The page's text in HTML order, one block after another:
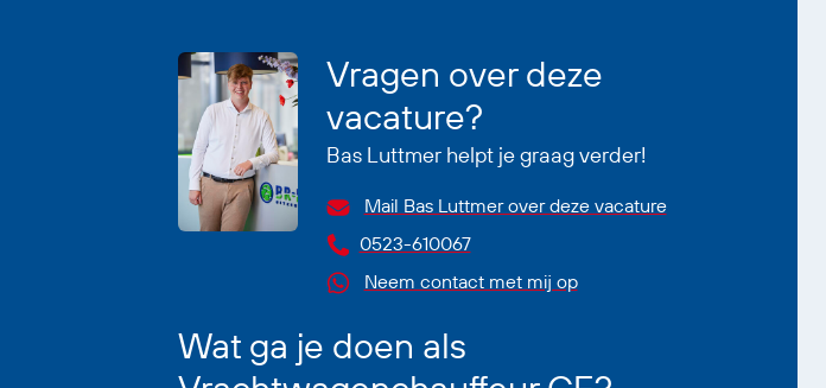
Vragen over deze
vacature?
Bas Luttmer helpt je graag verder!
Mail Bas Luttmer over deze vacature
0523-610067
Neem contact met mij op
Wat ga je doen als